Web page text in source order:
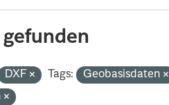
gefunden
DXF Tags:
Geobasisdaten